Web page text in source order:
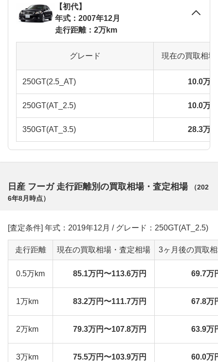
【初代】
年式：2007年12月
走行距離：2万km
グレード 現在の買取相
250GT(2.5_AT) 10.0万
250GT(AT_2.5) 10.0万
350GT(AT_3.5) 28.3万
日産 フーガ 走行距離別の買取相場・査定相場 （202
6年8月 時点）
[査定条件] 年式：2019年12月 / グレード：250GT(AT_2.5)
走行距離 現在の買取相場・査定相場 3ヶ月後の買取
0.5万km 85.1万円〜113.6万円 69.7万
1万km 83.2万円〜111.7万円 67.8万
2万km 79.3万円〜107.8万円 63.9万
3万km 75.5万円〜103.9万円 60.0万